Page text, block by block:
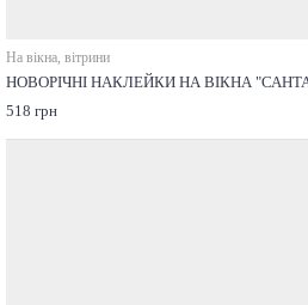
На вікна, вітрини
НОВОРІЧНІ НАКЛЕЙКИ НА ВІКНА
518 грн